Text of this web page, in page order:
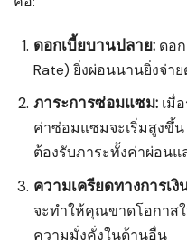
ดอกเบี้ยบานปลาย: ดอ
Rate) ยิ่งผ่อนนานยิ่งจ่า
ภาระการซ่อมแซม: เมื่
ค่าซ่อมแซมจะเริ่มสูงขึ้
ต้องรับภาระทั้งค่าผ่อน
ความเครียดทางการเงิ
จะทำให้คุณขาดโอกาสใ
ความมั่งคั่งในด้านอื่น